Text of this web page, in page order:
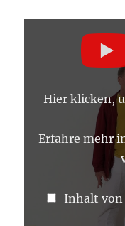
„GLUTEUS
MAXIMUS
STÄRKEN
YOGA
VON
Hier klicken,
Erfahre mehr
Inhalt von